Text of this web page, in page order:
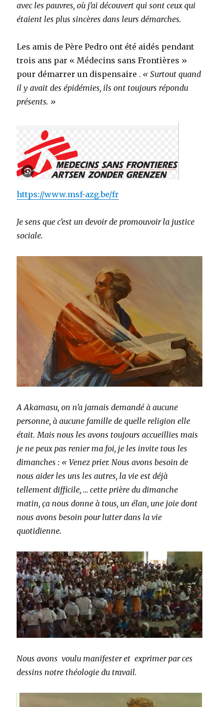
avec les pauvres, où j’ai découvert qui sont ceux qui
étaient les plus sincères dans leurs démarches.
Les amis de Père Pedro ont été aidés pendant
trois ans par « Médecins sans Frontières »
pour démarrer un dispensaire . « Surtout quand
il y avait des épidémies, ils ont toujours répondu
présents. »
https://www.msf-azg.be/fr
Je sens que c’est un devoir de promouvoir la justice
sociale.
A Akamasu, on n’a jamais demandé à aucune
personne, à aucune famille de quelle religion elle
était. Mais nous les avons toujours accueillies mais
je ne peux pas renier ma foi, je les invite tous les
dimanches : « Venez prier. Nous avons besoin de
nous aider les uns les autres, la vie est déjà
tellement difficile, … cette prière du dimanche
matin, ça nous donne à tous, un élan, une joie dont
nous avons besoin pour lutter dans la vie
quotidienne.
Nous avons voulu manifester et exprimer par ces
dessins notre théologie du travail.